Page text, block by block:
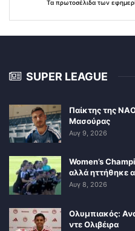
Τα πρωτοσέλιδα των
SUPER LEAGUE
Παίκτης της
Μασούρας
Αυγ 9, 2026
Women’s
αλλά ηττήθηκε
Αυγ 8, 2026
Ολυμπιακός:
ντε Ολιβέιρα